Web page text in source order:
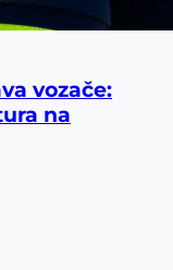
vozače:
na